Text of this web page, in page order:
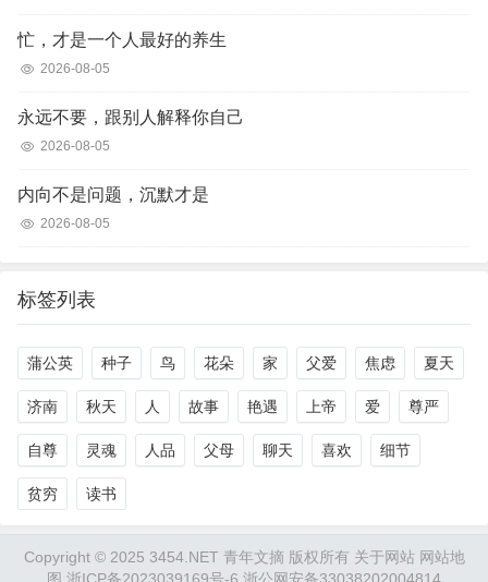
忙，才是一个人最好的养生
2026-08-05
永远不要，跟别人解释你自己
2026-08-05
内向不是问题，沉默才是
2026-08-05
标签列表
蒲公英 种子 鸟 花朵 家 父爱 焦虑 夏天
济南 秋天 人 故事 艳遇 上帝 爱 尊严
自尊 灵魂 人品 父母 聊天 喜欢 细节
贫穷 读书
Copyright © 2025 3454.NET 青年文摘 版权所有 关于网站 网站地